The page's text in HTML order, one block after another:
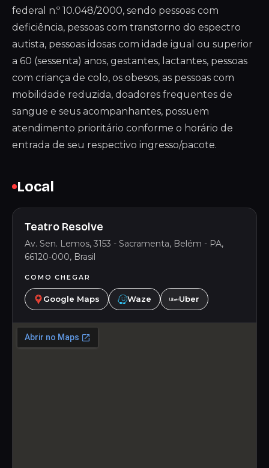
federal n.º 10.048/2000, sendo pessoas com
deficiência, pessoas com transtorno do espectro
autista, pessoas idosas com idade igual ou superior
a 60 (sessenta) anos, gestantes, lactantes, pessoas
com criança de colo, os obesos, as pessoas com
mobilidade reduzida, doadores frequentes de
sangue e seus acompanhantes, possuem
atendimento prioritário conforme o horário de
entrada de seu respectivo ingresso/pacote.
Local
Teatro Resolve
Av. Sen. Lemos, 3153 - Sacramenta, Belém - PA,
66120-000, Brasil
COMO CHEGAR
Google Maps Waze Uber